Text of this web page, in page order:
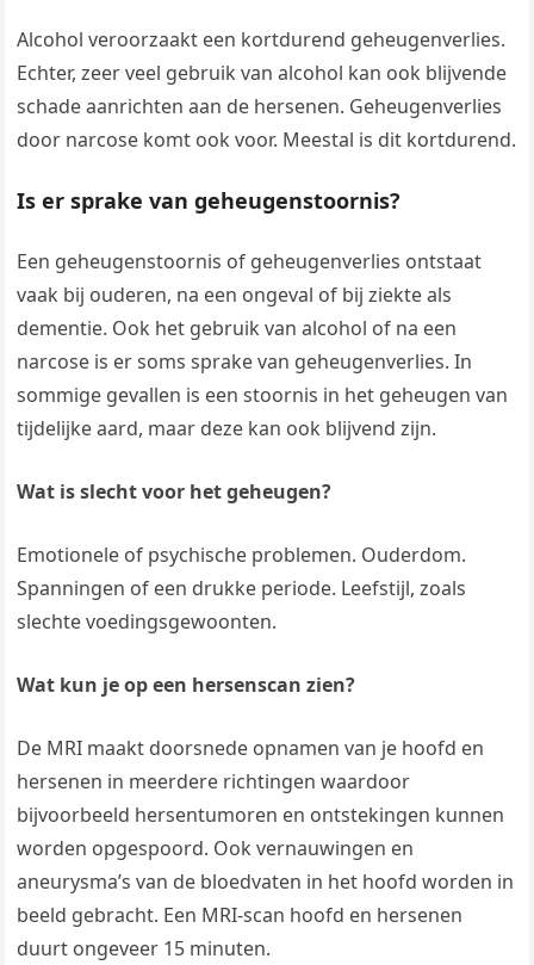
Alcohol veroorzaakt een kortdurend geheugenverlies.
Echter, zeer veel gebruik van alcohol kan ook blijvende
schade aanrichten aan de hersenen. Geheugenverlies
door narcose komt ook voor. Meestal is dit kortdurend.
Is er sprake van geheugenstoornis?
Een geheugenstoornis of geheugenverlies ontstaat
vaak bij ouderen, na een ongeval of bij ziekte als
dementie. Ook het gebruik van alcohol of na een
narcose is er soms sprake van geheugenverlies. In
sommige gevallen is een stoornis in het geheugen van
tijdelijke aard, maar deze kan ook blijvend zijn.
Wat is slecht voor het geheugen?
Emotionele of psychische problemen. Ouderdom.
Spanningen of een drukke periode. Leefstijl, zoals
slechte voedingsgewoonten.
Wat kun je op een hersenscan zien?
De MRI maakt doorsnede opnamen van je hoofd en
hersenen in meerdere richtingen waardoor
bijvoorbeeld hersentumoren en ontstekingen kunnen
worden opgespoord. Ook vernauwingen en
aneurysma’s van de bloedvaten in het hoofd worden in
beeld gebracht. Een MRI-scan hoofd en hersenen
duurt ongeveer 15 minuten.